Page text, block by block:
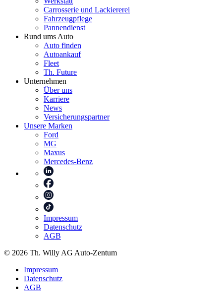
Carrosserie und Lackiererei
Fahrzeugpflege
Pannendienst
Rund ums Auto
Auto finden
Autoankauf
Fleet
Th. Future
Unternehmen
Über uns
Karriere
News
Versicherungspartner
Unsere Marken
Ford
MG
Maxus
Mercedes-Benz
Impressum
Datenschutz
AGB
© 2026 Th. Willy AG Auto-Zentum
Impressum
Datenschutz
AGB